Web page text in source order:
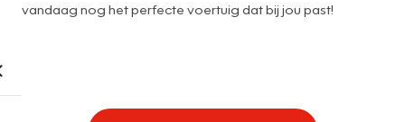
vandaag nog het perfecte voertuig dat bij jou past!